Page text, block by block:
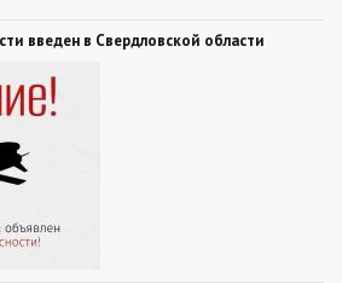
введен в Свердловской области